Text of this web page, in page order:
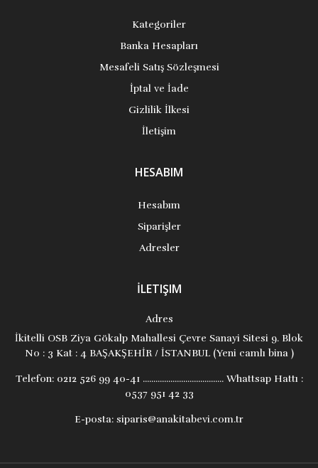
Kategoriler
Banka Hesapları
Mesafeli Satış Sözleşmesi
İptal ve İade
Gizlilik İlkesi
İletişim
HESABIM
Hesabım
Siparişler
Adresler
İLETIŞIM
Adres
İkitelli OSB Ziya Gökalp Mahallesi Çevre Sanayi Sitesi 9. Blok
No : 3 Kat : 4 BAŞAKŞEHİR / İSTANBUL (Yeni camlı bina )
Telefon:0212 526 99 40-41 ...................................... Whattsap Hattı :
0537 951 42 33
E-posta: siparis@anakitabevi.com.tr